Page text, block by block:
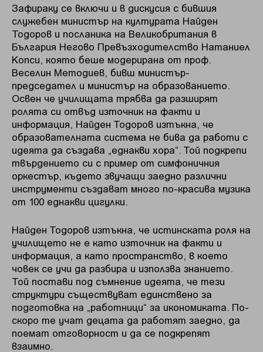
Зафираку се включи и в дискусия с бившия
служебен министър на културата Найден
Тодоров и посланика на Великобритания в
България Негово Превъзходителство Натаниел
Копси, която беше модерирана от проф.
Веселин Методиев, бивш министър-
председател и министър на образованието.
Освен че училищата трябва да разширят
ролята си отвъд източник на факти и
информация, Найден Тодоров изтъкна, че
образователната система не бива да работи с
идеята да създава „еднакви хора“. Той подкрепи
твърдението си с пример от симфоничния
оркестър, където звучащи заедно различни
инструменти създават много по-красива музика
от 100 еднакви цигулки.
Найден Тодоров изтъкна, че истинската роля на
училището не е като източник на факти и
информация, а като пространство, в което
човек се учи да разбира и използва знанието.
Той постави под съмнение идеята, че тези
структури съществуват единствено за
подготовка на „работници“ за икономиката. По-
скоро те учат децата да работят заедно, да
поемат отговорност и да се подкрепят
взаимно.